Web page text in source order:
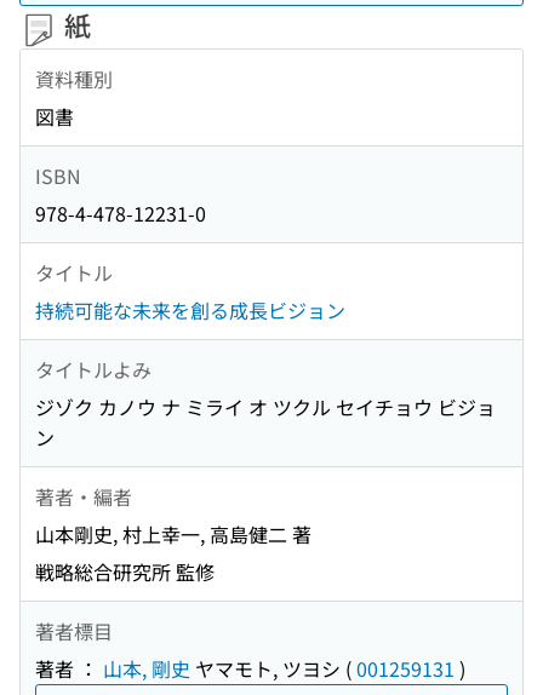
紙
資料種別
図書
ISBN
978-4-478-12231-0
タイトル
持続可能な未来を創る成長ビジョン
タイトルよみ
ジゾク カノウ ナ ミライ オ ツクル セイチョウ ビジョ
ン
著者・編者
山本剛史, 村上幸一, 高島健二 著
戦略総合研究所 監修
著者標目
著者 ： 山本, 剛史 ヤマモト, ツヨシ (001259131 )